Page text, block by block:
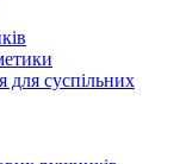
для суспільних